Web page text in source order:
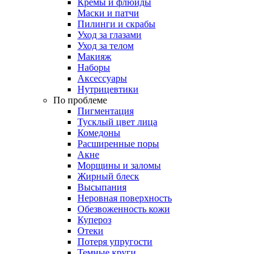
Кремы и флюиды
Маски и патчи
Пилинги и скрабы
Уход за глазами
Уход за телом
Макияж
Наборы
Аксессуары
Нутрицевтики
По проблеме
Пигментация
Тусклый цвет лица
Комедоны
Расширенные поры
Акне
Морщины и заломы
Жирный блеск
Высыпания
Неровная поверхность
Обезвоженность кожи
Купероз
Отеки
Потеря упругости